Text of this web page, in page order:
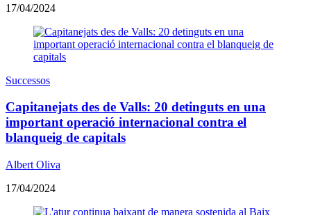
17/04/2024
Successos
Capitanejats des de Valls: 20 detinguts en una
important operació internacional contra el
blanqueig de capitals
Albert Oliva
17/04/2024